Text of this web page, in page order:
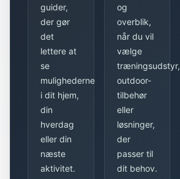
guider,
der gør
det
lettere at
se
mulighederne
i dit hjem,
din
hverdag
eller din
næste
aktivitet.
og
overblik,
når du vil
vælge
træningsudstyr,
outdoor-
tilbehør
eller
løsninger,
der
passer til
dit behov.